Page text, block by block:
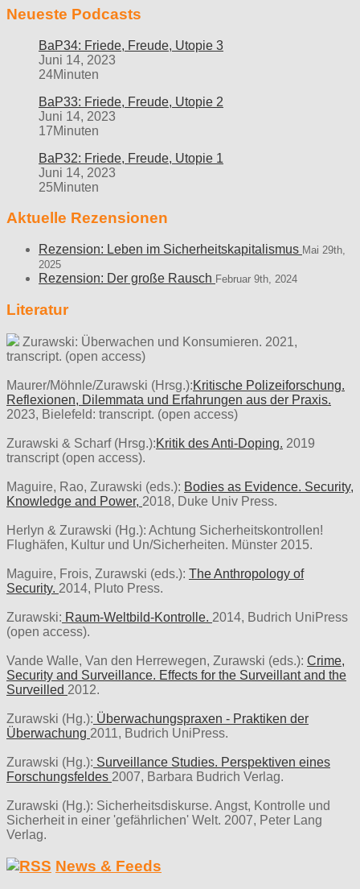
Neueste Podcasts
BaP34: Friede, Freude, Utopie 3
Juni 14, 2023
24Minuten
BaP33: Friede, Freude, Utopie 2
Juni 14, 2023
17Minuten
BaP32: Friede, Freude, Utopie 1
Juni 14, 2023
25Minuten
Aktuelle Rezensionen
Rezension: Leben im Sicherheitskapitalismus Mai 29th,
2025
Rezension: Der große Rausch Februar 9th, 2024
Literatur
Zurawski: Überwachen und Konsumieren. 2021,
transcript. (open access)
Maurer/Möhnle/Zurawski (Hrsg.):Kritische Polizeiforschung.
Reflexionen, Dilemmata und Erfahrungen aus der Praxis.
2023, Bielefeld: transcript. (open access)
Zurawski & Scharf (Hrsg.):Kritik des Anti-Doping. 2019
transcript (open access).
Maguire, Rao, Zurawski (eds.): Bodies as Evidence. Security,
Knowledge and Power, 2018, Duke Univ Press.
Herlyn & Zurawski (Hg.): Achtung Sicherheitskontrollen!
Flughäfen, Kultur und Un/Sicherheiten. Münster 2015.
Maguire, Frois, Zurawski (eds.): The Anthropology of
Security. 2014, Pluto Press.
Zurawski: Raum-Weltbild-Kontrolle. 2014, Budrich UniPress
(open access).
Vande Walle, Van den Herrewegen, Zurawski (eds.): Crime,
Security and Surveillance. Effects for the Surveillant and the
Surveilled 2012.
Zurawski (Hg.): Überwachungspraxen - Praktiken der
Überwachung 2011, Budrich UniPress.
Zurawski (Hg.): Surveillance Studies. Perspektiven eines
Forschungsfeldes 2007, Barbara Budrich Verlag.
Zurawski (Hg.): Sicherheitsdiskurse. Angst, Kontrolle und
Sicherheit in einer 'gefährlichen' Welt. 2007, Peter Lang
Verlag.
News & Feeds